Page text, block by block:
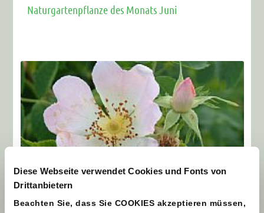
Diese Webseite verwendet Cookies und Fonts von
Drittanbietern
Beachten Sie, dass Sie COOKIES akzeptieren müssen,
Naturgartenpflanze des Monats Juni